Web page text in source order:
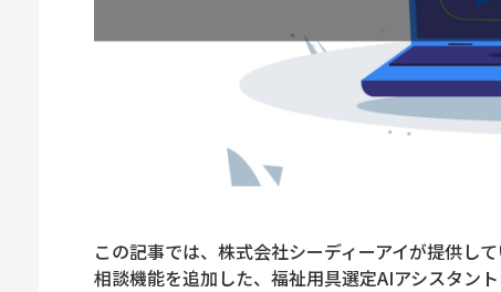
スマート〇〇
スマート農業
IoT
この記事では、株式会社シーディーアイが提供し
相談機能を追加した、福祉用具選定AIアシスタン